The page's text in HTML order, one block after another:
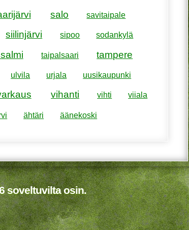
salo savitaipale
siilinjärvi sipoo sodankylä
taipalsaari tampere
ulvila urjala uusikaupunki
vihanti vihti viiala
ähtäri äänekoski
soveltuvilta osin.